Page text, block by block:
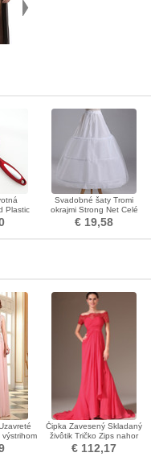
Plastic
ozdoba
Svadobné šaty Tromi
okrajmi Strong Net Celé
šaty String Nastaviteľné
€ 19,58
Čipka Zavesený Skladaný
živôtik Tričko Zips nahor
Večerné šaty
€ 112,17